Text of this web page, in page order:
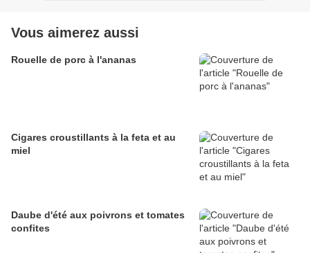
Vous aimerez aussi
Rouelle de porc à l'ananas
Cigares croustillants à la feta et au
miel
Daube d'été aux poivrons et tomates
confites